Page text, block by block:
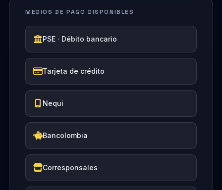
MEDIOS DE PAGO DISPONIBLES
PSE · Débito bancario
Tarjeta de crédito
Nequi
Bancolombia
Corresponsales